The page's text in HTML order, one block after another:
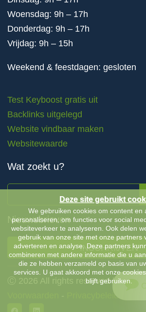
Woensdag: 9h – 17h
Donderdag: 9h – 17h
Vrijdag: 9h – 15h
Weekend & feestdagen: gesloten
Test Keyboost gratis uit
Backlinks uitgelegd
Website vindbaar maken
Websitewaarde
Wat zoekt u?
Nieuwsbrieven
INSCHRIJVEN
Ⓒ 2026 All rights reserved by
- Privacybeleid
Deze site gebruikt
We gebruiken cookies om content en
personaliseren, om functies voor social
websiteverkeer te analyseren. Ook delen
gebruik van onze site met onze partners
adverteren en analyse. Deze partners
combineren met andere informatie die u
die ze hebben verzameld op basis van
services. U gaat akkoord met onze
blijft gebruiken.